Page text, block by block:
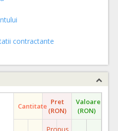
contractante
Cantitate Pret
(RON)
Valoare
(RON)
Propus